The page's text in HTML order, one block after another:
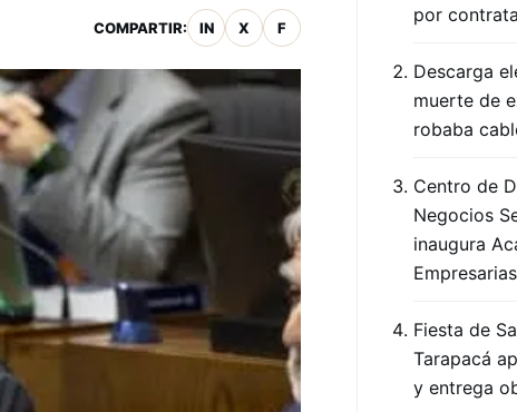
COMPARTIR: IN X F
por
Descarga
muerte de
robaba
Centro de
Negocios
inaugura
Fiesta de
Tarapacá
y entrega